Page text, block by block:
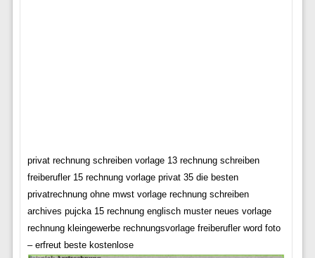
privat rechnung schreiben vorlage 13 rechnung schreiben
freiberufler 15 rechnung vorlage privat 35 die besten
privatrechnung ohne mwst vorlage rechnung schreiben
archives pujcka 15 rechnung englisch muster neues vorlage
rechnung kleingewerbe rechnungsvorlage freiberufler word foto
– erfreut beste kostenlose